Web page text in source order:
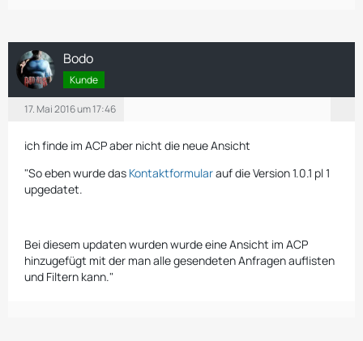
Bodo
Kunde
17. Mai 2016 um 17:46
ich finde im ACP aber nicht die neue Ansicht
"So eben wurde das Kontaktformularauf die Version 1.0.1 pl 1
upgedatet.
Bei diesem updaten wurden wurde eine Ansicht im ACP
hinzugefügt mit der man alle gesendeten Anfragen auflisten
und Filtern kann."